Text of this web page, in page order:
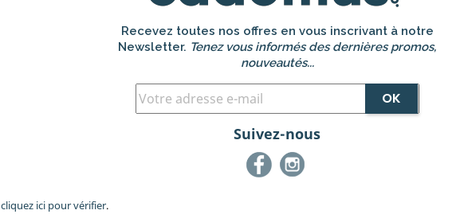
Recevez toutes nos offres en vous inscrivant à notre
Newsletter. Tenez vous informés des dernières promos,
nouveautés...
Suivez-nous
FacebookInstagram
cliquez ici pour vérifier.